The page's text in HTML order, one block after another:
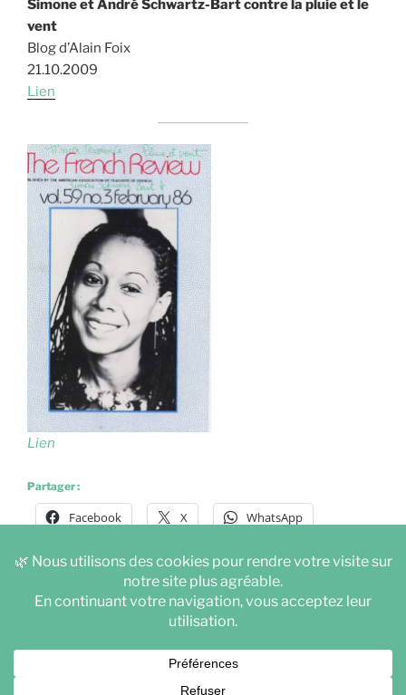
Simone et André Schwartz-Bart contre la pluie et le
vent
Blog d’Alain Foix
21.10.2009
Lien
Lien
Partager :
Facebook X WhatsApp
E-mail LinkedIn
InstagramFacebookYouTubeAdhésionMentions